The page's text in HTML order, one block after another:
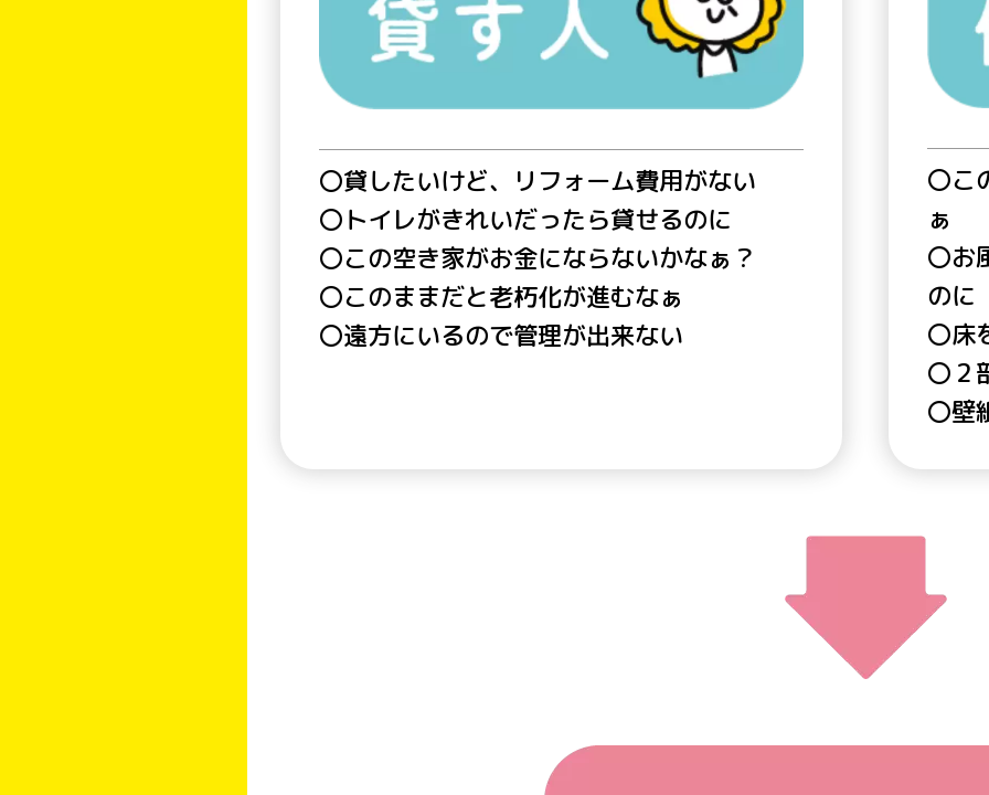
〇貸したいけど、リフォーム費用がない
〇トイレがきれいだったら貸せるのに
〇この空き家がお金にならないかなぁ？
〇このままだと老朽化が進むなぁ
〇遠方にいるので管理が出来ない
〇こ
ぁ
〇お
のに
〇床
〇２
〇壁